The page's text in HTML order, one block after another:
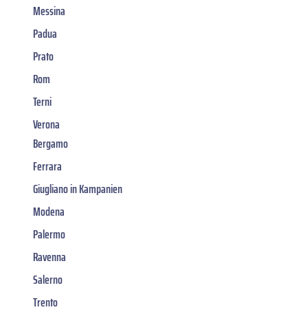
Messina
Padua
Prato
Rom
Terni
Verona
Bergamo
Ferrara
Giugliano in Kampanien
Modena
Palermo
Ravenna
Salerno
Trento